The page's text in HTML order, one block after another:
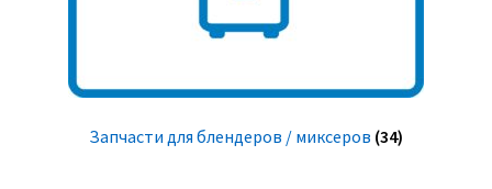
Запчасти для блендеров / миксеров (34)